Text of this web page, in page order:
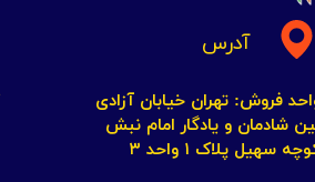
آدرس
فروش: تهران خیابان آزادی
شادمان و یادگار امام نبش
سهیل پلاک ۱ واحد ۳​​​​​​​